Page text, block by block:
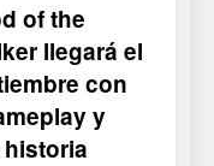
of the
llegará el
con
y